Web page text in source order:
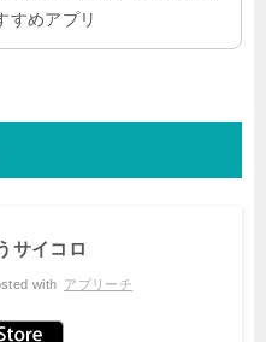
すめアプリ
サイコロ
with アプリーチ